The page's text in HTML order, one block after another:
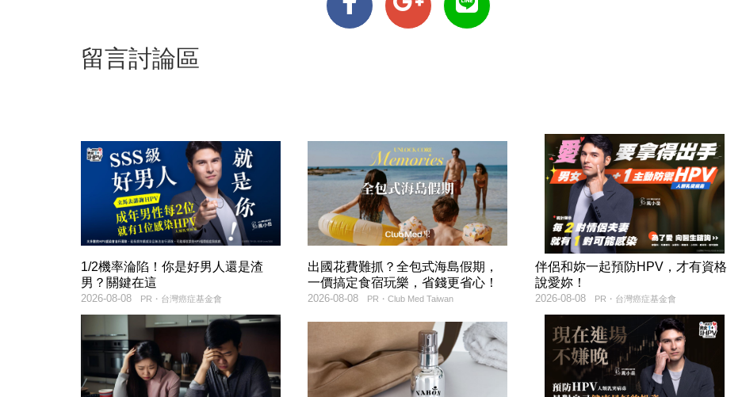
留言討論區
1/2機率淪陷！你是好男人還是渣
男？關鍵在這
PR・台灣癌症基金會
2026-08-08
出國花費難抓？全包式海島假期，
一價搞定食宿玩樂，省錢更省心！
PR・Club Med Taiwan
2026-08-08
伴侶和妳一起預防HPV，才有資格
說愛妳！
PR・台灣癌症基金會
2026-08-08